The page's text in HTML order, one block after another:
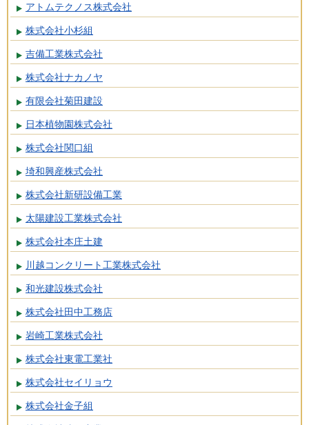
アトムテクノス株式会社
株式会社小杉組
吉備工業株式会社
株式会社ナカノヤ
有限会社菊田建設
日本植物園株式会社
株式会社関口組
埼和興産株式会社
株式会社新研設備工業
太陽建設工業株式会社
株式会社本庄土建
川越コンクリート工業株式会社
和光建設株式会社
株式会社田中工務店
岩崎工業株式会社
株式会社東電工業社
株式会社セイリョウ
株式会社金子組